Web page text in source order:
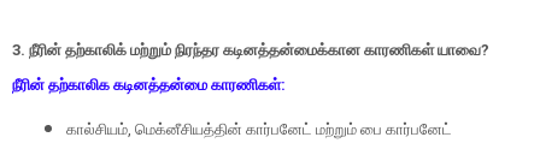
3. நீரின் தற்காலிக் மற்றும் நிரந்தர கடினத்தன்மைக்கான காரணிகள் யாவை?
நீரின் தற்காலிக கடினத்தன்மை காரணிகள்:
கால்சியம், மெக்னீசியத்தின் கார்பனேட் மற்றும் பை கார்பனேட்